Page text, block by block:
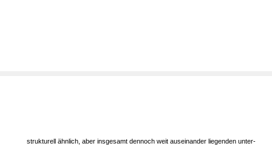
strukturell ähnlich, aber insgesamt dennoch weit auseinander liegenden unter-